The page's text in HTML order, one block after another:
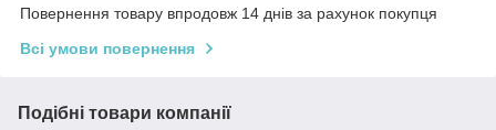
Повернення товару впродовж 14 днів за рахунок покупця
Всі умови повернення
Подібні товари компанії